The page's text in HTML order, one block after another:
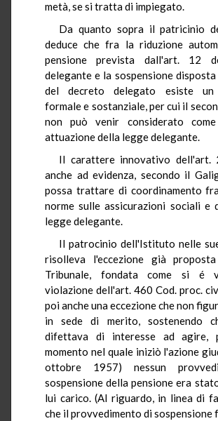
metà, se si tratta di impiegato.
Da quanto sopra il patricinio
deduce che fra la riduzione
pensione prevista dall'art. 12
delegante e la sospensione
del decreto delegato esiste un
formale e sostanziale, per cui il
non può venir considerato
attuazione della legge delegante.
Il carattere innovativo dell'art.
anche ad evidenza, secondo il
possa trattare di coordinamento
norme sulle assicurazioni sociali e
legge delegante.
Il patrocinio dell'Istituto nelle
risolleva l'eccezione già
Tribunale, fondata come si é
violazione dell'art. 460 Cod. proc.
poi anche una eccezione che non
in sede di merito, sostenendo
difettava di interesse ad agire,
momento nel quale iniziò l'azione
ottobre 1957) nessun
sospensione della pensione era
lui carico. (Al riguardo, in linea di
che il provvedimento di sospensione